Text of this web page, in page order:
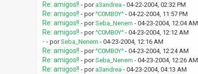
Re: amigos!! - por a3andrea - 04-22-2004, 02:32 PM
Re: amigos!! - por^C0MB0Y^- 04-22-2004, 11:57 PM
Re: amigos!! - porSeba_Nenem - 04-23-2004, 12:04 AM
Re: amigos!! - por^C0MB0Y^- 04-23-2004, 12:12 AM
- - porSeba_Nenem - 04-23-2004, 12:16 AM
Re: amigos!! - por^C0MB0Y^- 04-23-2004, 12:24 AM
Re: amigos!! - porSeba_Nenem - 04-23-2004, 12:26 AM
Re: amigos!! - por a3andrea - 04-23-2004, 04:13 AM